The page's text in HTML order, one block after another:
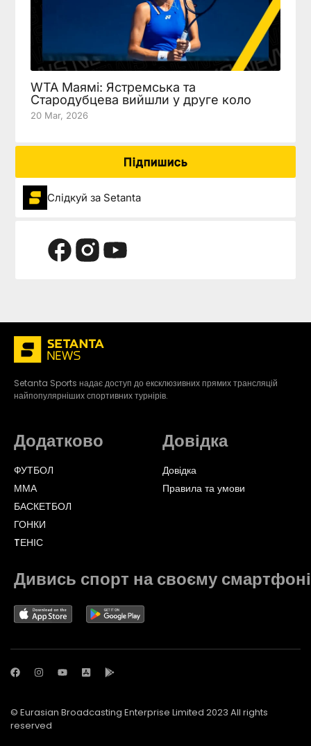
WTA Маямі: Ястремська та
Стародубцева вийшли у друге коло
20 Mar, 2026
Підпишись
Слідкуй за Setanta
Setanta Sports надає доступ до ексклюзивних прямих трансляцій
найпопулярніших спортивних турнірів.
Додатково
ФУТБОЛ
ММА
БАСКЕТБОЛ
ГОНКИ
TЕНІС
Довідка
Довідка
Правила та умови
Дивись спорт на своєму смартфоні
© Eurasian Broadcasting Enterprise Limited 2023 All rights
reserved